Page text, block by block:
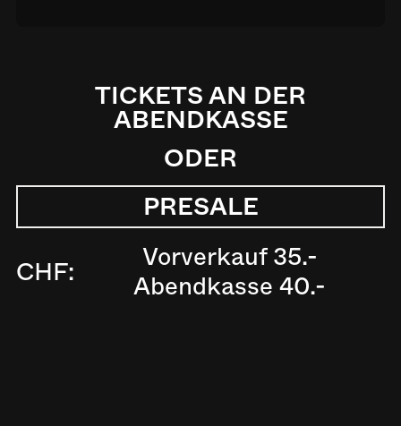
TICKETS AN DER
ABENDKASSE
ODER
PRESALE
CHF:
Vorverkauf 35.-
Abendkasse 40.-